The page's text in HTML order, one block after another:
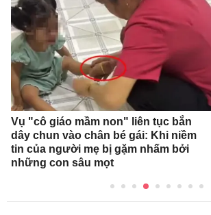
Vụ "cô giáo mầm non" liên tục bắn
dây chun vào chân bé gái: Khi niềm
tin của người mẹ bị gặm nhấm bởi
những con sâu mọt